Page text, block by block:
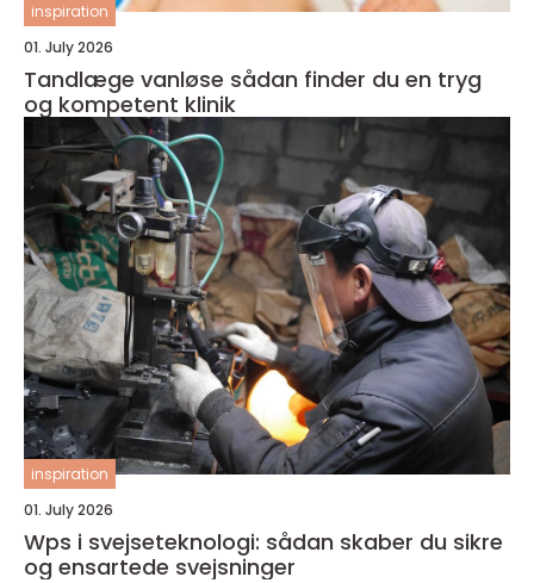
inspiration
01. July 2026
Tandlæge vanløse sådan finder du en tryg
og kompetent klinik
inspiration
01. July 2026
Wps i svejseteknologi: sådan skaber du sikre
og ensartede svejsninger